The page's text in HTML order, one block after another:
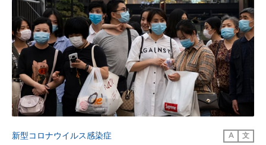
新型コロナウイルス感染症 A 文